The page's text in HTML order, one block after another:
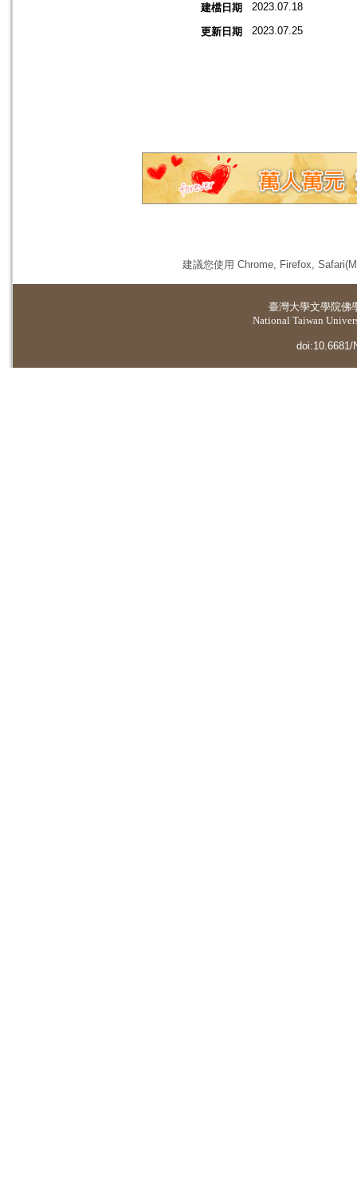
建檔日期 2023.07.18
更新日期 2023.07.25
建議您使用 Chrome, Firefox,
臺灣大學文學院佛
National Taiwan
doi:10.6681/